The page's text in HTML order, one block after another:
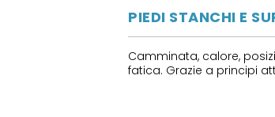
PIEDI STANCHI E
Camminata, calore,
fatica. Grazie a principi